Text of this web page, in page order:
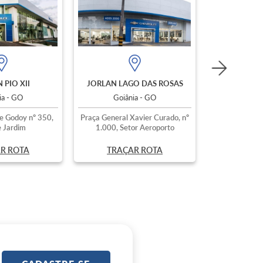
PIO XII
- GO
Godoy nº 350,
Jardim
ROTA
JORLAN LAGO DAS ROSAS
Goiânia - GO
Praça General Xavier Curado, nº
1.000, Setor Aeroporto
TRAÇAR ROTA